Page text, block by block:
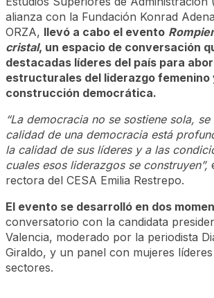
alianza con la Fundación Konrad
ORZA, llevó a cabo el evento
cristal, un espacio de conversación
destacadas líderes del país para
estructurales del liderazgo femenino
construcción democrática.
“La democracia no se sostiene sola,
calidad de una democracia está
la calidad de sus líderes y a las
cuales esos liderazgos se construyen”,
rectora del CESA Emilia Restrepo.
El evento se desarrolló en dos
conversatorio con la candidata
Valencia, moderado por la periodista
Giraldo, y un panel con mujeres
sectores.